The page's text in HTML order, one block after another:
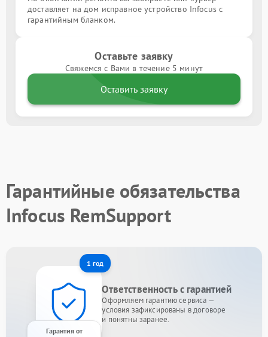
доставляет на дом исправное устройство Infocus с
гарантийным бланком.
Оставьте заявку
Свяжемся с Вами в течение 5 минут
Оставить заявку
Гарантийные обязательства
Infocus RemSupport
1 год
Гарантия от
Ответственность с гарантией
Оформляем гарантию сервиса —
условия зафиксированы в договоре
и понятны заранее.